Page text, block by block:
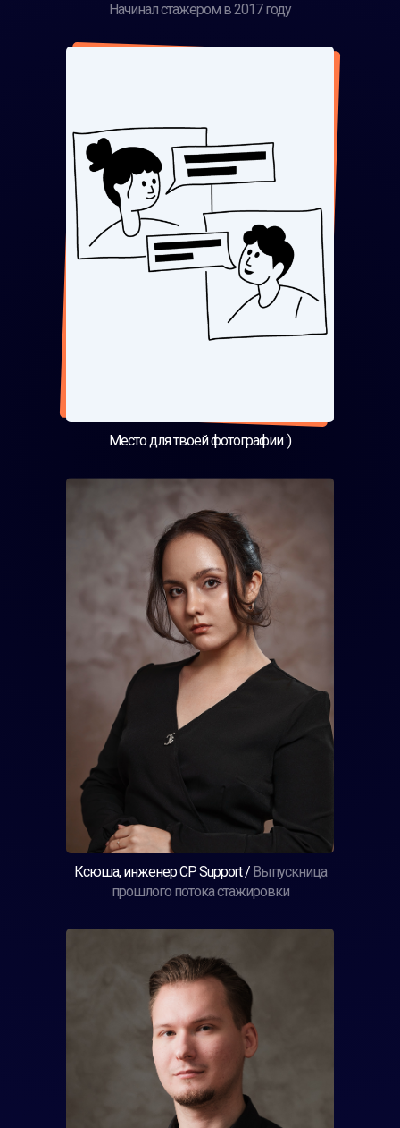
Начинал стажером в 2017 году
Ксюша, инженер CP Support / Выпускница
прошлого потока стажировки
Место для твоей фотографии :)